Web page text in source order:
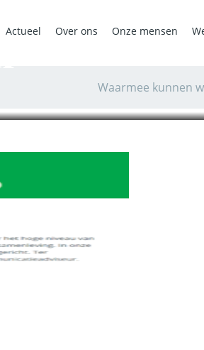
Actueel Over ons Onze mensen
Waarmee kunnen